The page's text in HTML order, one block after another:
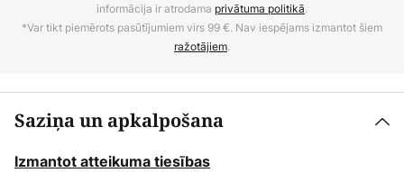
informācija ir atrodama privātuma politikā.
*Var tikt piemērots pasūtījumiem virs 99 €. Nav iespējams izmantot šiem
ražotājiem.
Saziņa un apkalpošana
Izmantot atteikuma tiesības